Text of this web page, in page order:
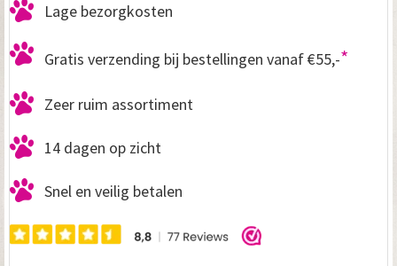
Lage bezorgkosten
Gratis verzending bij bestellingen vanaf €55,-*
Zeer ruim assortiment
14 dagen op zicht
Snel en veilig betalen